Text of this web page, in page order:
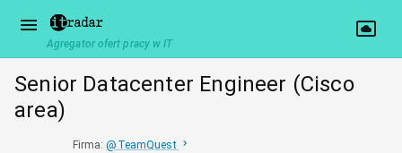
Agregator ofert pracy w IT
Senior Datacenter Engineer (Cisco
area)
Firma: @ TeamQuest